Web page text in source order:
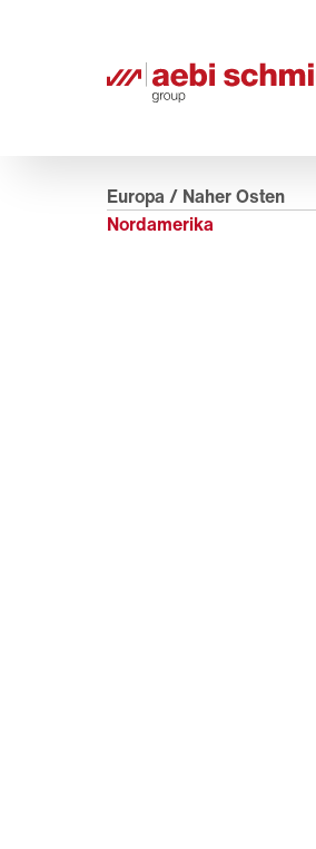
Europa / Naher Osten
Nordamerika